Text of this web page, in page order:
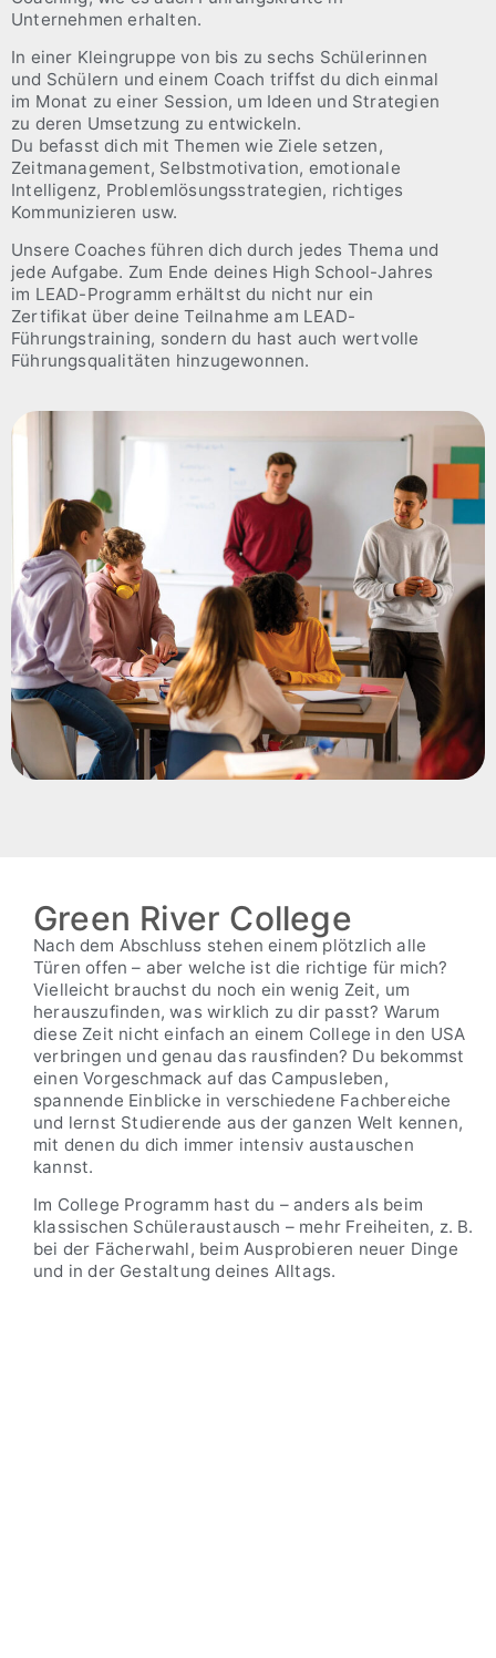
Unternehmen erhalten.
In einer Kleingruppe von bis zu sechs Schülerinnen
und Schülern und einem Coach triffst du dich einmal
im Monat zu einer Session, um Ideen und Strategien
zu deren Umsetzung zu entwickeln.
Du befasst dich mit Themen wie Ziele setzen,
Zeitmanagement, Selbstmotivation, emotionale
Intelligenz, Problemlösungsstrategien, richtiges
Kommunizieren usw.
Unsere Coaches führen dich durch jedes Thema und
jede Aufgabe. Zum Ende deines High School-Jahres
im LEAD-Programm erhältst du nicht nur ein
Zertifikat über deine Teilnahme am LEAD-
Führungstraining, sondern du hast auch wertvolle
Führungsqualitäten hinzugewonnen.
Green River College
Nach dem Abschluss stehen einem plötzlich alle
Türen offen – aber welche ist die richtige für mich?
Vielleicht brauchst du noch ein wenig Zeit, um
herauszufinden, was wirklich zu dir passt? Warum
diese Zeit nicht einfach an einem College in den USA
verbringen und genau das rausfinden? Du bekommst
einen Vorgeschmack auf das Campusleben,
spannende Einblicke in verschiedene Fachbereiche
und lernst Studierende aus der ganzen Welt kennen,
mit denen du dich immer intensiv austauschen
kannst.
Im College Programm hast du – anders als beim
klassischen Schüleraustausch – mehr Freiheiten, z. B.
bei der Fächerwahl, beim Ausprobieren neuer Dinge
und in der Gestaltung deines Alltags.